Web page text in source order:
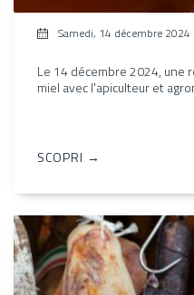
Samedi, 14 décembre 2024
Le 14 décembre 2024, une
miel avec l'apiculteur et
SCOPRI →